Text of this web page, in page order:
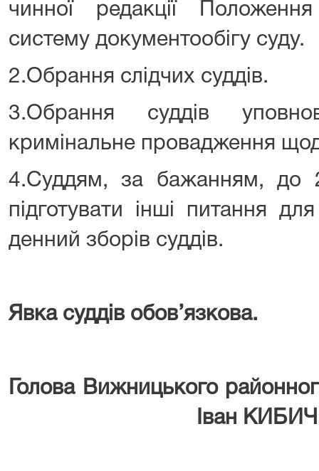
чинної редакції
систему документообігу суду.
2.Обрання слідчих суддів.
3.Обрання суддів
кримінальне провадження
4.Суддям, за бажанням, до
підготувати інші питання
денний зборів суддів.
Явка суддів обов’язкова.
Голова
Іван
КИБИЧ